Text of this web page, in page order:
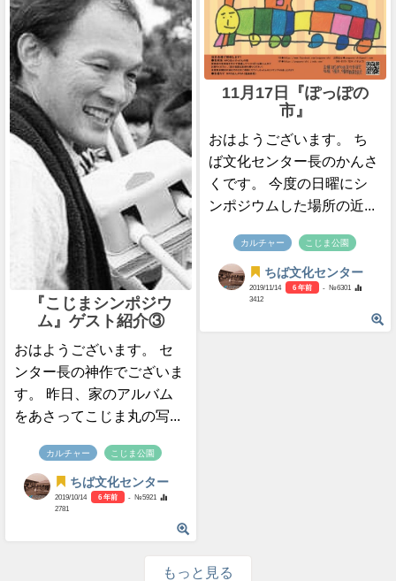
11月17日『ぽっぽの
市』
おはようございます。 ち
ば文化センター長のかんさ
くです。 今度の日曜にシ
ンポジウムした場所の近...
カルチャー こじま公園
ちば文化センター
2019/11/14 6 年前
- №6301
3412
『こじまシンポジウ
ム』ゲスト紹介③
おはようございます。 セ
ンター長の神作でございま
す。 昨日、家のアルバム
をあさってこじま丸の写...
カルチャー こじま公園
ちば文化センター
2019/10/14 6 年前
- №5921
2781
もっと見る